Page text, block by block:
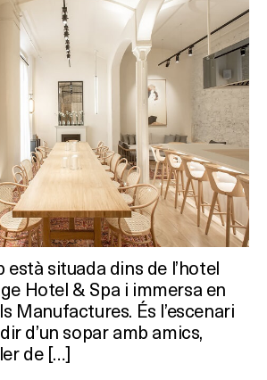
Què vols fer?
BARS
SPAS
SALES
està situada dins de l’hotel
Hotel & Spa i immersa en
Manufactures. És l’escenari
d’un sopar amb amics,
de […]